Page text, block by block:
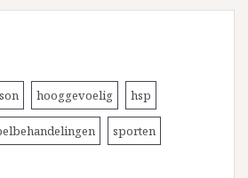
hooggevoelig hsp
sporten